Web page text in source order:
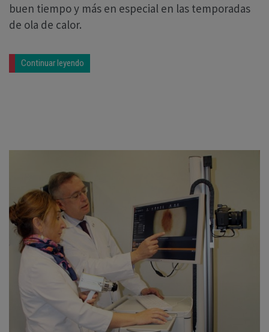
buen tiempo y más en especial en las temporadas
de ola de calor.
Continuar leyendo